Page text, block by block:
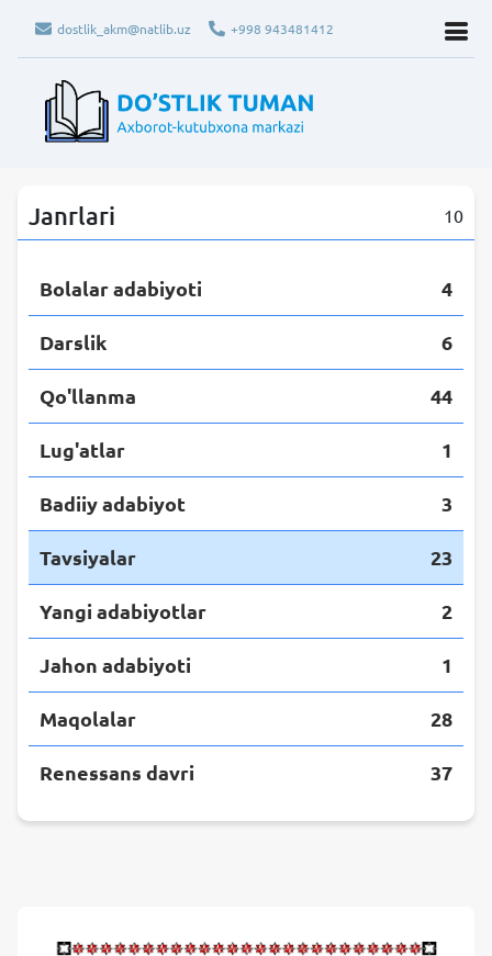
dostlik_akm@natlib.uz +998 943481412
Janrlari 10
Bolalar adabiyoti 4
Darslik 6
Qo'llanma 44
Lug'atlar 1
Badiiy adabiyot 3
Tavsiyalar 23
Yangi adabiyotlar 2
Jahon adabiyoti 1
Maqolalar 28
Renessans davri 37